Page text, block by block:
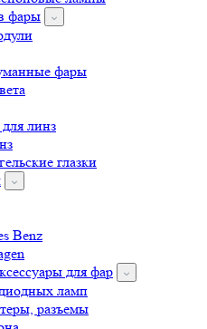
фары
линз
глазки
для фар
ламп
разъемы